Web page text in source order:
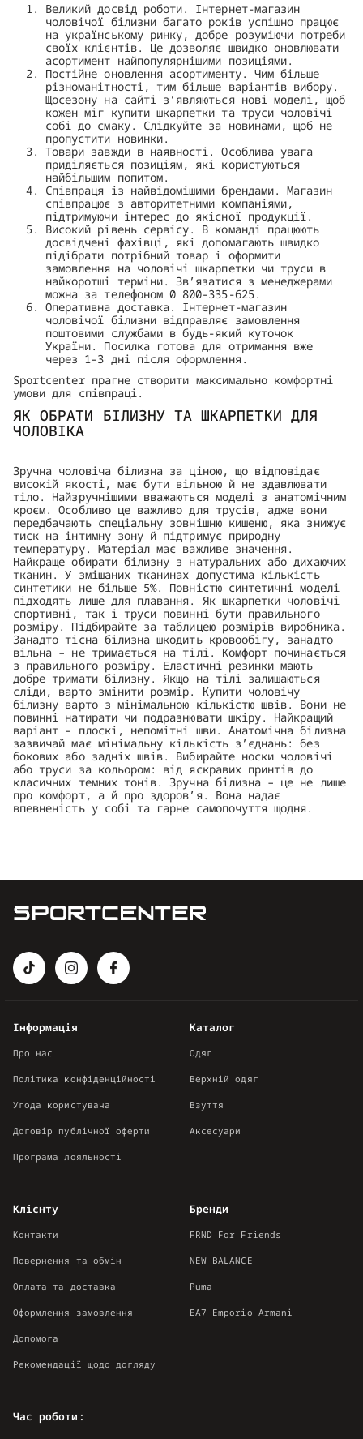
Великий досвід роботи. Інтернет-магазин
чоловічої білизни багато років успішно працює
на українському ринку, добре розуміючи потреби
своїх клієнтів. Це дозволяє швидко оновлювати
асортимент найпопулярнішими позиціями.
Постійне оновлення асортименту. Чим більше
різноманітності, тим більше варіантів вибору.
Щосезону на сайті з’являються нові моделі, щоб
кожен міг купити шкарпетки та труси чоловічі
собі до смаку. Слідкуйте за новинами, щоб не
пропустити новинки.
Товари завжди в наявності. Особлива увага
приділяється позиціям, які користуються
найбільшим попитом.
Співпраця із найвідомішими брендами. Магазин
співпрацює з авторитетними компаніями,
підтримуючи інтерес до якісної продукції.
Високий рівень сервісу. В команді працюють
досвідчені фахівці, які допомагають швидко
підібрати потрібний товар і оформити
замовлення на чоловічі шкарпетки чи труси в
найкоротші терміни. Зв’язатися з менеджерами
можна за телефоном 0 800-335-625.
Оперативна доставка. Інтернет-магазин
чоловічої білизни відправляє замовлення
поштовими службами в будь-який куточок
України. Посилка готова для отримання вже
через 1–3 дні після оформлення.
Sportcenter прагне створити максимально комфортні
умови для співпраці.
ЯК ОБРАТИ БІЛИЗНУ ТА ШКАРПЕТКИ ДЛЯ
ЧОЛОВІКА
Зручна чоловіча білизна за ціною, що відповідає
високій якості, має бути вільною й не здавлювати
тіло. Найзручнішими вважаються моделі з анатомічним
кроєм. Особливо це важливо для трусів, адже вони
передбачають спеціальну зовнішню кишеню, яка знижує
тиск на інтимну зону й підтримує природну
температуру. Матеріал має важливе значення.
Найкраще обирати білизну з натуральних або дихаючих
тканин. У змішаних тканинах допустима кількість
синтетики не більше 5%. Повністю синтетичні моделі
підходять лише для плавання. Як шкарпетки чоловічі
спортивні, так і труси повинні бути правильного
розміру. Підбирайте за таблицею розмірів виробника.
Занадто тісна білизна шкодить кровообігу, занадто
вільна – не тримається на тілі. Комфорт починається
з правильного розміру. Еластичні резинки мають
добре тримати білизну. Якщо на тілі залишаються
сліди, варто змінити розмір. Купити чоловічу
білизну варто з мінімальною кількістю швів. Вони не
повинні натирати чи подразнювати шкіру. Найкращий
варіант – плоскі, непомітні шви. Анатомічна білизна
зазвичай має мінімальну кількість з’єднань: без
бокових або задніх швів. Вибирайте носки чоловічі
або труси за кольором: від яскравих принтів до
класичних темних тонів. Зручна білизна – це не лише
про комфорт, а й про здоров’я. Вона надає
впевненість у собі та гарне самопочуття щодня.
Каталог
Одяг
Верхній одяг
Взуття
Аксесуари
Інформація
Про нас
Політика конфіденційності
Угода користувача
Договір публічної оферти
Програма лояльності
Клієнту
Контакти
Повернення та обмін
Оплата та доставка
Оформлення замовлення
Допомога
Рекомендації щодо догляду
Бренди
FRND For Friends
NEW BALANCE
Puma
EA7 Emporio Armani
Час роботи: